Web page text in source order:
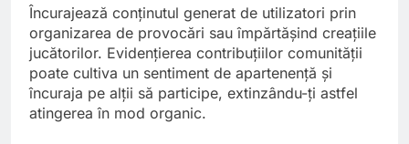
Încurajează conținutul generat de utilizatori prin
organizarea de provocări sau împărtășind creațiile
jucătorilor. Evidențierea contribuțiilor comunității
poate cultiva un sentiment de apartenență și
încuraja pe alții să participe, extinzându-ți astfel
atingerea în mod organic.